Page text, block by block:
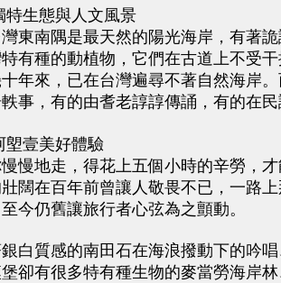
生態與人文風景
南隅是最天然的陽光海岸，有著詭
有種的動植物，它們在古道上不受
年來，已在台灣遍尋不著自然海岸
事，有的由耆老諄諄傳誦，有的在民
壹美好體驗
地走，得花上五個小時的辛勞，才
闊在百年前曾讓人敬畏不已，一路
今仍舊讓旅行者心弦為之顫動。
質感的南田石在海浪撥動下的吟唱
卻有很多特有種生物的麥當勞海岸